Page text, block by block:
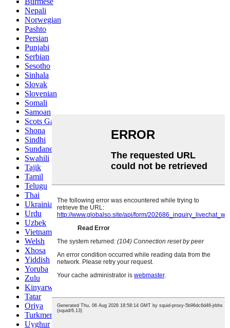
Nepali
Norwegian
Pashto
Persian
Punjabi
Serbian
Sesotho
Sinhala
Slovak
Slovenian
Somali
Samoan
Scots Gaelic
Shona
Sindhi
Sundanese
Swahili
Tajik
Tamil
Telugu
Thai
Ukrainian
Urdu
Uzbek
Vietnamese
Welsh
Xhosa
Yiddish
Yoruba
Zulu
Kinyarwanda
Tatar
Oriya
Turkmen
Uyghur